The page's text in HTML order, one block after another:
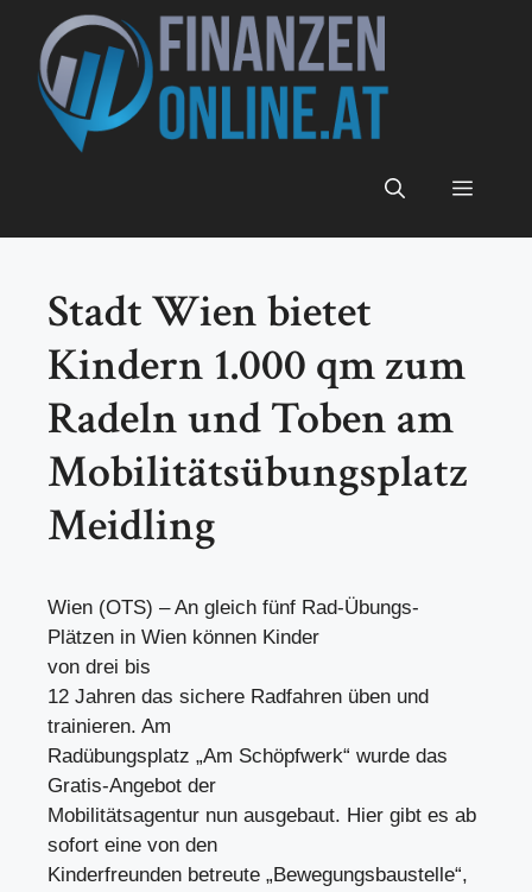
Inhalt
springen
Menü
Stadt Wien bietet
Kindern 1.000 qm zum
Radeln und Toben am
Mobilitätsübungsplatz
Meidling
Wien (OTS) – An gleich fünf Rad-Übungs-
Plätzen in Wien können Kinder
von drei bis
12 Jahren das sichere Radfahren üben und
trainieren. Am
Radübungsplatz „Am Schöpfwerk“ wurde das
Gratis-Angebot der
Mobilitätsagentur nun ausgebaut. Hier gibt es ab
sofort eine von den
Kinderfreunden betreute „Bewegungsbaustelle“,